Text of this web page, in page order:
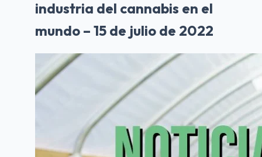
industria del cannabis en el
mundo – 15 de julio de 2022